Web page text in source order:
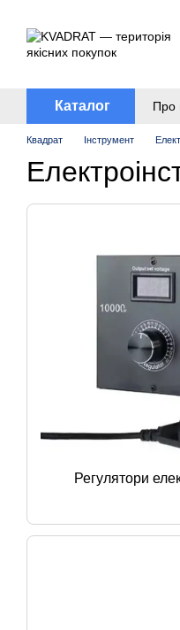
Каталог Про
Квадрат Інструмент
Регулятори